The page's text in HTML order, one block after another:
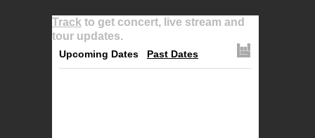
Track to get concert, live stream and
tour updates.
Upcoming Dates Past Dates